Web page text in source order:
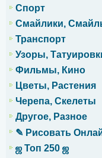
Спорт
Смайлики,
Транспорт
Узоры,
Фильмы, Кино
Цветы, Растения
Черепа, Скелеты
Другое, Разное
✎ Рисовать
ஜ Топ 250 ஜ